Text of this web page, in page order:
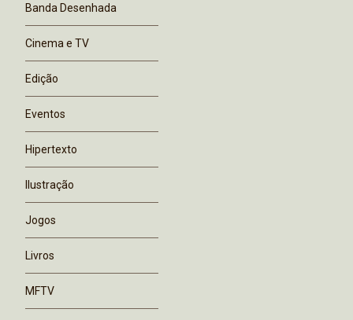
Banda Desenhada
Cinema e TV
Edição
Eventos
Hipertexto
Ilustração
Jogos
Livros
MFTV